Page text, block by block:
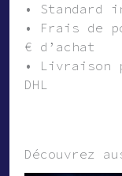
• Standard
• Frais de
€ d’achat
• Livraison
DHL
Découvrez